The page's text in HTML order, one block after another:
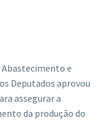
Abastecimento e
Deputados aprovou
assegurar a
da produção do